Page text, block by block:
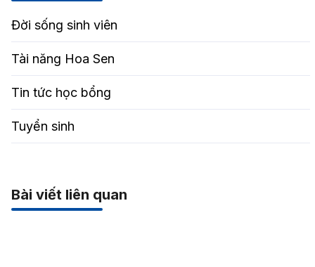
Đời sống sinh viên
Tài năng Hoa Sen
Tin tức học bổng
Tuyển sinh
Bài viết liên quan